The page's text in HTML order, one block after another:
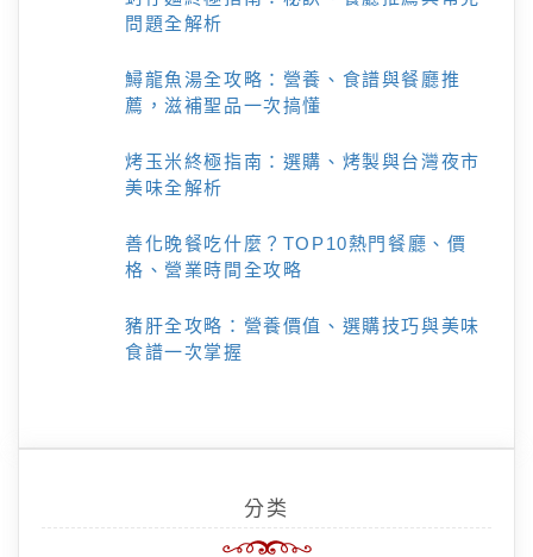
問題全解析
鱘龍魚湯全攻略：營養、食譜與餐廳推
薦，滋補聖品一次搞懂
烤玉米終極指南：選購、烤製與台灣夜市
美味全解析
善化晚餐吃什麼？TOP10熱門餐廳、價
格、營業時間全攻略
豬肝全攻略：營養價值、選購技巧與美味
食譜一次掌握
分类